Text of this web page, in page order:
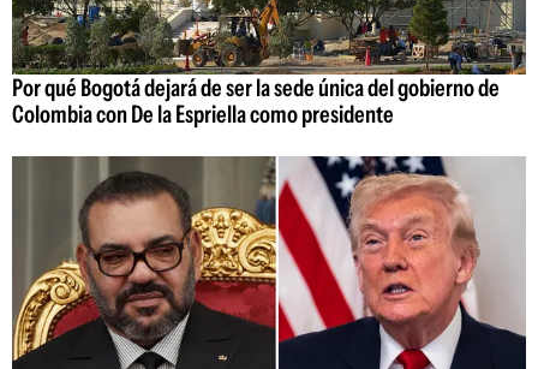
Por qué Bogotá dejará de ser la sede única del gobierno de
Colombia con De la Espriella como presidente